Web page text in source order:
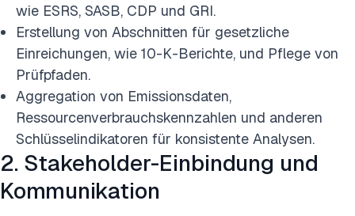
wie ESRS, SASB, CDP und GRI.
Erstellung von Abschnitten für gesetzliche
Einreichungen, wie 10-K-Berichte, und Pflege von
Prüfpfaden.
Aggregation von Emissionsdaten,
Ressourcenverbrauchskennzahlen und anderen
Schlüsselindikatoren für konsistente Analysen.
2. Stakeholder-Einbindung und
Kommunikation